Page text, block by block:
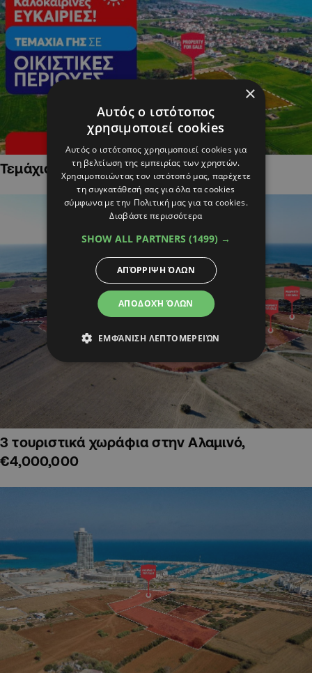
Τεμάχια Γης σε Οικιστικές Περιοχές
3 τουριστικά χωράφια στην Αλαμινό,
€4,000,000
×
Αυτός ο ιστότοπος
χρησιμοποιεί cookies
Αυτός ο ιστότοπος χρησιμοποιεί cookies για
τη βελτίωση της εμπειρίας των χρηστών.
Χρησιμοποιώντας τον ιστότοπό μας, παρέχετε
τη συγκατάθεσή σας για όλα τα cookies
σύμφωνα με την Πολιτική μας για τα cookies.
Διαβάστε περισσότερα
SHOW ALL PARTNERS (1499) →
ΑΠΟΔΟΧΉ ΌΛΩΝ
ΑΠΌΡΡΙΨΗ ΌΛΩΝ
ΕΜΦΆΝΙΣΗ ΛΕΠΤΟΜΕΡΕΙΏΝ